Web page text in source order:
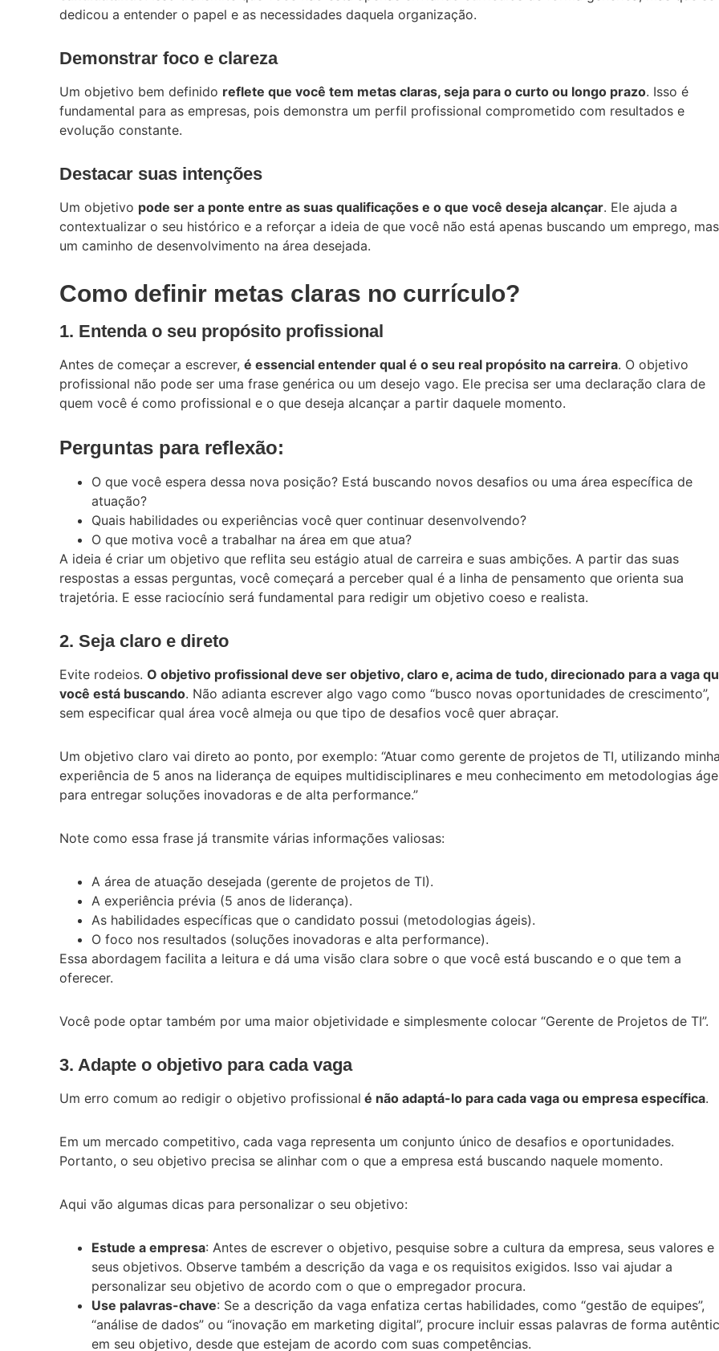
dedicou a entender o papel e as necessidades daquela organização.
Demonstrar foco e clareza
Um objetivo bem definido reflete que você tem metas claras, seja para o curto ou longo prazo. Isso é
fundamental para as empresas, pois demonstra um perfil profissional comprometido com resultados e
evolução constante.
Destacar suas intenções
Um objetivo pode ser a ponte entre as suas qualificações e o que você deseja alcançar. Ele ajuda a
contextualizar o seu histórico e a reforçar a ideia de que você não está apenas buscando um emprego, mas
um caminho de desenvolvimento na área desejada.
Como definir metas claras no currículo?
1. Entenda o seu propósito profissional
Antes de começar a escrever, é essencial entender qual é o seu real propósito na carreira. O objetivo
profissional não pode ser uma frase genérica ou um desejo vago. Ele precisa ser uma declaração clara de
quem você é como profissional e o que deseja alcançar a partir daquele momento.
Perguntas para reflexão:
O que você espera dessa nova posição? Está buscando novos desafios ou uma área específica de
atuação?
Quais habilidades ou experiências você quer continuar desenvolvendo?
O que motiva você a trabalhar na área em que atua?
A ideia é criar um objetivo que reflita seu estágio atual de carreira e suas ambições. A partir das suas
respostas a essas perguntas, você começará a perceber qual é a linha de pensamento que orienta sua
trajetória. E esse raciocínio será fundamental para redigir um objetivo coeso e realista.
2. Seja claro e direto
Evite rodeios. O objetivo profissional deve ser objetivo, claro e, acima de tudo, direcionado para a vaga
você está buscando. Não adianta escrever algo vago como “busco novas oportunidades de crescimento”,
sem especificar qual área você almeja ou que tipo de desafios você quer abraçar.
Um objetivo claro vai direto ao ponto, por exemplo: “Atuar como gerente de projetos de TI, utilizando
experiência de 5 anos na liderança de equipes multidisciplinares e meu conhecimento em metodologias
para entregar soluções inovadoras e de alta performance.”
Note como essa frase já transmite várias informações valiosas:
A área de atuação desejada (gerente de projetos de TI).
A experiência prévia (5 anos de liderança).
As habilidades específicas que o candidato possui (metodologias ágeis).
O foco nos resultados (soluções inovadoras e alta performance).
Essa abordagem facilita a leitura e dá uma visão clara sobre o que você está buscando e o que tem a
oferecer.
Você pode optar também por uma maior objetividade e simplesmente colocar “Gerente de Projetos de TI”.
3. Adapte o objetivo para cada vaga
Um erro comum ao redigir o objetivo profissional é não adaptá-lo para cada vaga ou empresa específica.
Em um mercado competitivo, cada vaga representa um conjunto único de desafios e oportunidades.
Portanto, o seu objetivo precisa se alinhar com o que a empresa está buscando naquele momento.
Aqui vão algumas dicas para personalizar o seu objetivo:
Estude a empresa: Antes de escrever o objetivo, pesquise sobre a cultura da empresa, seus valores e
seus objetivos. Observe também a descrição da vaga e os requisitos exigidos. Isso vai ajudar a
personalizar seu objetivo de acordo com o que o empregador procura.
Use palavras-chave: Se a descrição da vaga enfatiza certas habilidades, como “gestão de equipes”,
“análise de dados” ou “inovação em marketing digital”, procure incluir essas palavras de forma
em seu objetivo, desde que estejam de acordo com suas competências.